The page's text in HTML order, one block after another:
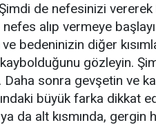
de nefesinizi
alıp vermeye
bedeninizin diğer
gözleyin.
sonra gevşetin ve
büyük farka dikkat
da alt kısmında, gergin